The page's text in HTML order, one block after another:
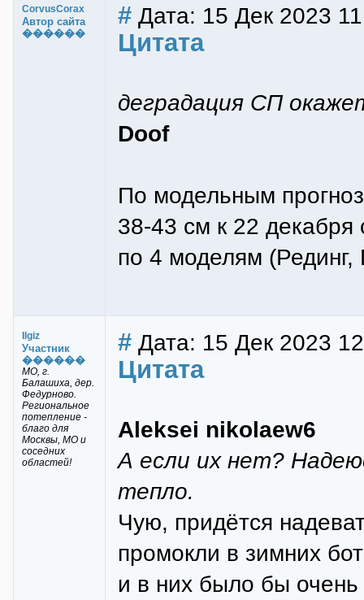
CorvusCorax
Автор сайта
������
# Дата: 15 Дек 2023
Цитата
деградация СП
Doof
По модельным
38-43 см к 22
по 4 моделям
Ilgiz
Участник
������
МО, г.
Балашиха, дер.
Федурново.
Региональное
потепление -
благо для
Москвы, МО и
соседних
областей!
# Дата: 15 Дек 2023
Цитата
Aleksei nikolaew6
А если их нет?
тепло.
Чую, придётся
промокли в зимних
и в них было бы